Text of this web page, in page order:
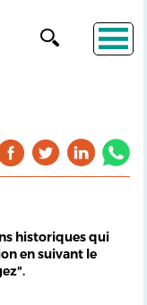
historiques qui
en suivant le